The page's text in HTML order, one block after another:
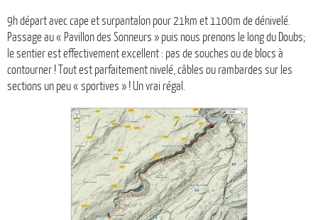
9h départ avec cape et surpantalon pour 21km et 1100m de dénivelé.
Passage au « Pavillon des Sonneurs » puis nous prenons le long du Doubs;
le sentier est effectivement excellent : pas de souches ou de blocs à
contourner ! Tout est parfaitement nivelé, câbles ou rambardes sur les
sections un peu « sportives » ! Un vrai régal.